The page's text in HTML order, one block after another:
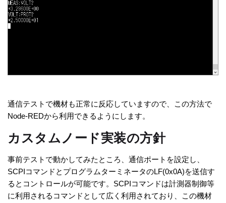
通信テストで機材も正常に反応していますので、この方法で
Node-REDから利用できるようにします。
カスタムノード実装の方針
事前テストで動かしてみたところ、通信ポートを設定し、
SCPIコマンドとプログラムターミネータのLF(0x0A)を送信す
るとコントロールが可能です。SCPIコマンドは計測器制御等
に利用されるコマンドとして広く利用されており、この機材